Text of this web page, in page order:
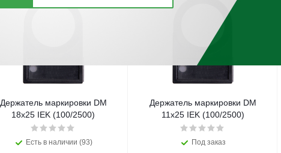
Держатель маркировки DM
18х25 IEK (100/2500)
Есть в наличии (93)
Держатель маркировки DM
11х25 IEK (100/2500)
Под заказ